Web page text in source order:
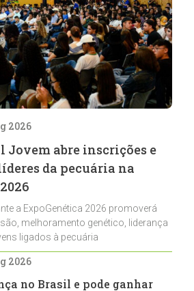
2026
Jovem abre inscrições e
da pecuária na
a ExpoGenética 2026 promoverá
melhoramento genético, liderança
ligados à pecuária
2026
no Brasil e pode ganhar